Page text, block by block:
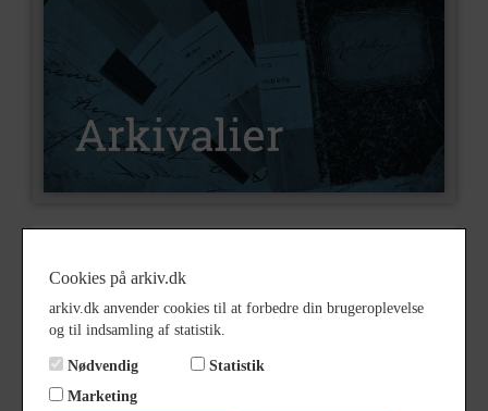
Type
Arkivskaber Grundejerforeningen Strandvig
Beskrivelse
Grundejerforeningens
Cookies på arkiv.dk
arkiv.dk anvender cookies til at forbedre din brugeroplevelse
og til indsamling af statistik.
Nødvendig
Statistik
Marketing